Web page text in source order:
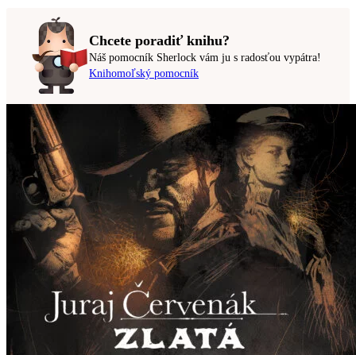
Chcete poradiť knihu?
Náš pomocník Sherlock vám ju s radosťou vypátra!
Knihomoľský pomocník